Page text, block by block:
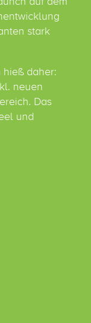
stark
hieß daher:
neuen
Das
und